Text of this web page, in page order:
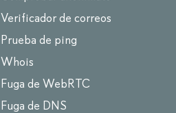
Verificador de correos
Prueba de ping
Whois
Fuga de WebRTC
Fuga de DNS